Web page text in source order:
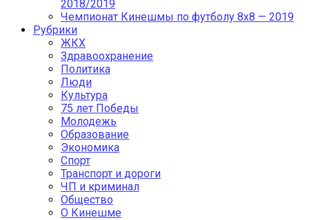
2018/2019
Чемпионат Кинешмы по футболу 8х8 — 2019
Рубрики
ЖКХ
Здравоохранение
Политика
Люди
Культура
75 лет Победы
Молодежь
Образование
Экономика
Спорт
Транспорт и дороги
ЧП и криминал
Общество
О Кинешме